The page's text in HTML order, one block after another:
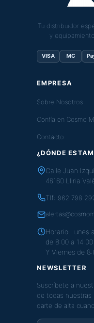
Tu distribuidor
y
VISA MC
EMPRESA
Sobre Nosotros
Confía en Cosmo
Contacto
¿DÓNDE
Calle Juan
46160 Lliria
Tlf: 962 798
Horario Lunes
de 8:00 a
Y Viernes de
NEWSLETTER
Suscríbete a
de todas nuestras
darte de alta